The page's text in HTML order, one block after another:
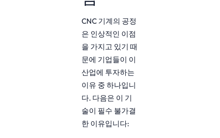
CNC 기계의 공정
은 인상적인 이점
을 가지고 있기 때
문에 기업들이 이
산업에 투자하는
이유 중 하나입니
다. 다음은 이 기
술이 필수 불가결
한 이유입니다: